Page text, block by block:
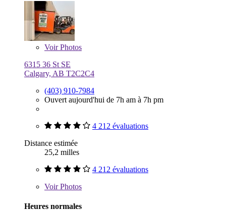
VoirPhotos
6315 36 St SE
Calgary, AB T2C2C4
(403) 910-7984
Ouvert aujourd'hui de 7h am à 7h pm
4 212 évaluations
Distance estimée
25,2 milles
4 212 évaluations
VoirPhotos
Heures normales